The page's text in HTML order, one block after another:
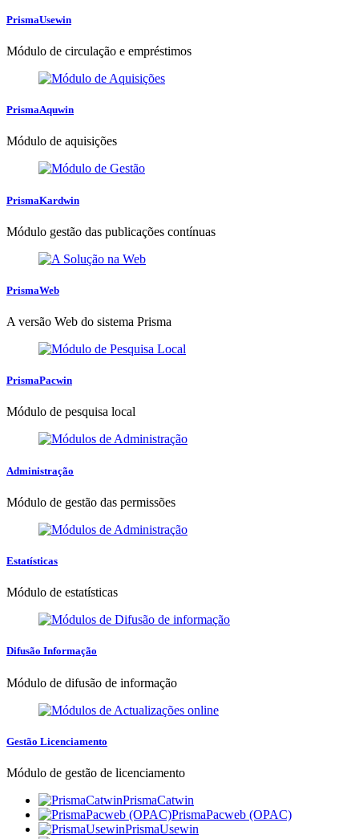
PrismaUsewin
Módulo de circulação e empréstimos
PrismaAquwin
Módulo de aquisições
PrismaKardwin
Módulo gestão das publicações contínuas
PrismaWeb
A versão Web do sistema Prisma
PrismaPacwin
Módulo de pesquisa local
Administração
Módulo de gestão das permissões
Estatísticas
Módulo de estatísticas
Difusão Informação
Módulo de difusão de informação
Gestão Licenciamento
Módulo de gestão de licenciamento
PrismaCatwin
PrismaPacweb (OPAC)
PrismaUsewin